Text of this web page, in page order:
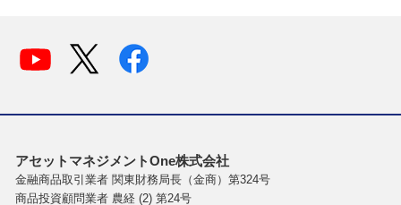
アセットマネジメントOne株式会社
金融商品取引業者 関東財務局長（金商）第324号
商品投資顧問業者 農経 (2) 第24号